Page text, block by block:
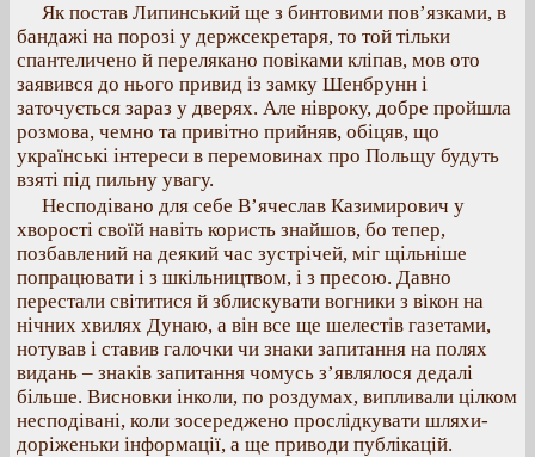
Як постав Липинський ще з бинтовими пов’язками, в
бандажі на порозі у держсекретаря, то той тільки
спантеличено й перелякано повіками кліпав, мов ото
заявився до нього привид із замку Шенбрунн і
заточується зараз у дверях. Але нівроку, добре пройшла
розмова, чемно та привітно прийняв, обіцяв, що
українські інтереси в перемовинах про Польщу будуть
взяті під пильну увагу.
Несподівано для себе В’ячеслав Казимирович у
хворості своїй навіть користь знайшов, бо тепер,
позбавлений на деякий час зустрічей, міг щільніше
попрацювати і з шкільництвом, і з пресою. Давно
перестали світитися й зблискувати вогники з вікон на
нічних хвилях Дунаю, а він все ще шелестів газетами,
нотував і ставив галочки чи знаки запитання на полях
видань – знаків запитання чомусь з’являлося дедалі
більше. Висновки інколи, по роздумах, випливали цілком
несподівані, коли зосереджено прослідкувати шляхи-
доріженьки інформації, а ще приводи публікацій.